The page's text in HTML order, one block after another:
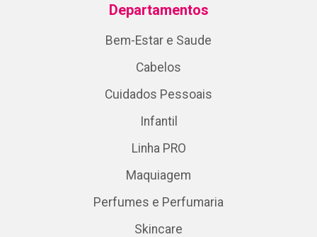
Departamentos
Bem-Estar e Saude
Cabelos
Cuidados Pessoais
Infantil
Linha PRO
Maquiagem
Perfumes e Perfumaria
Skincare